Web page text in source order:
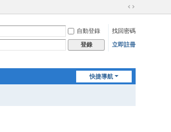
切
到
寬
自動登錄
找回密碼
登錄 立即註冊
快捷導航